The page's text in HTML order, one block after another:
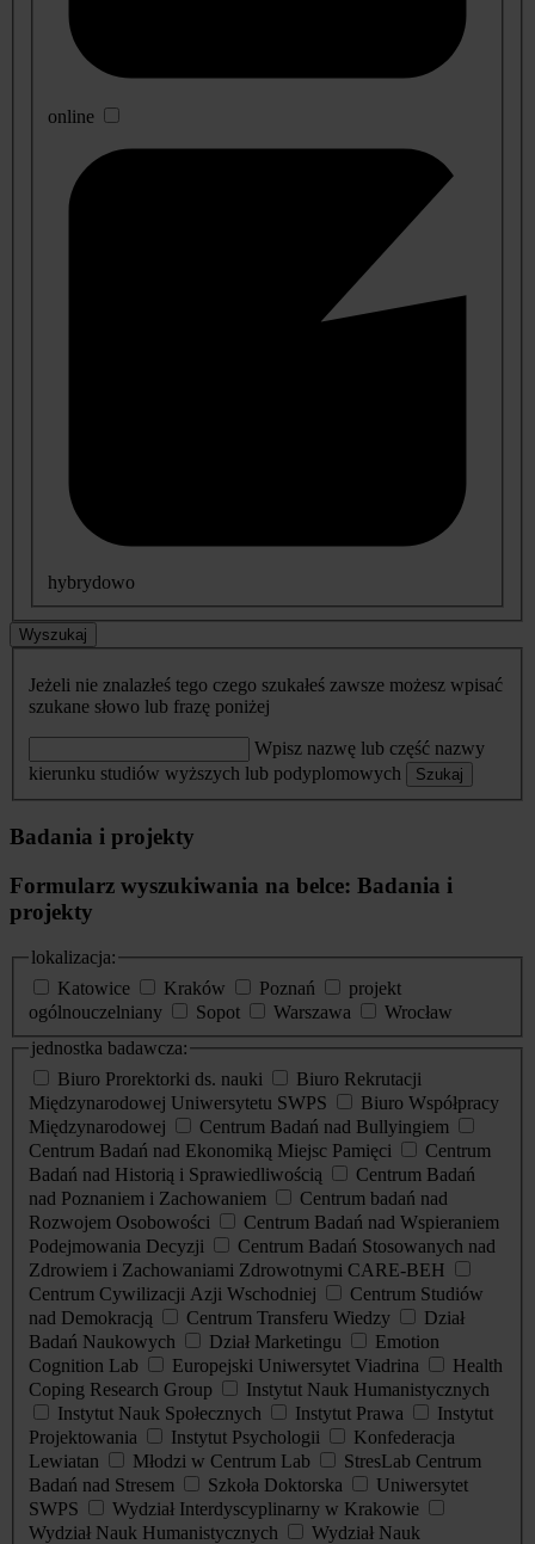
online
hybrydowo
Wyszukaj
Jeżeli nie znalazłeś tego czego szukałeś zawsze możesz wpisać
szukane słowo lub frazę poniżej
Wpisz nazwę lub część nazwy
kierunku studiów wyższych lub podyplomowych
Szukaj
Badania i projekty
Formularz wyszukiwania na belce: Badania i
projekty
lokalizacja:
Katowice
Kraków Poznań
projekt
ogólnouczelniany
Sopot Warszawa
Wrocław
jednostka badawcza:
Biuro Prorektorki ds. nauki
Biuro Rekrutacji
Międzynarodowej Uniwersytetu SWPS
Biuro Współpracy
Międzynarodowej
Centrum Badań nad Bullyingiem
Centrum Badań nad Ekonomiką Miejsc Pamięci
Centrum
Badań nad Historią i Sprawiedliwością
Centrum Badań
nad Poznaniem i Zachowaniem
Centrum badań nad
Rozwojem Osobowości
Centrum Badań nad Wspieraniem
Podejmowania Decyzji
Centrum Badań Stosowanych nad
Zdrowiem i Zachowaniami Zdrowotnymi CARE-BEH
Centrum Cywilizacji Azji Wschodniej
Centrum Studiów
nad Demokracją
Centrum Transferu Wiedzy
Dział
Badań Naukowych
Dział Marketingu
Emotion
Cognition Lab
Europejski Uniwersytet Viadrina
Health
Coping Research Group
Instytut Nauk Humanistycznych
Instytut Nauk Społecznych
Instytut Prawa
Instytut
Projektowania
Instytut Psychologii
Konfederacja
Lewiatan
Młodzi w Centrum Lab
StresLab Centrum
Badań nad Stresem
Szkoła Doktorska
Uniwersytet
SWPS
Wydział Interdyscyplinarny w Krakowie
Wydział Nauk Humanistycznych
Wydział Nauk